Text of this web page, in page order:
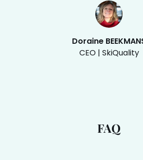
Doraine
CEO | SkiQuality
FAQ